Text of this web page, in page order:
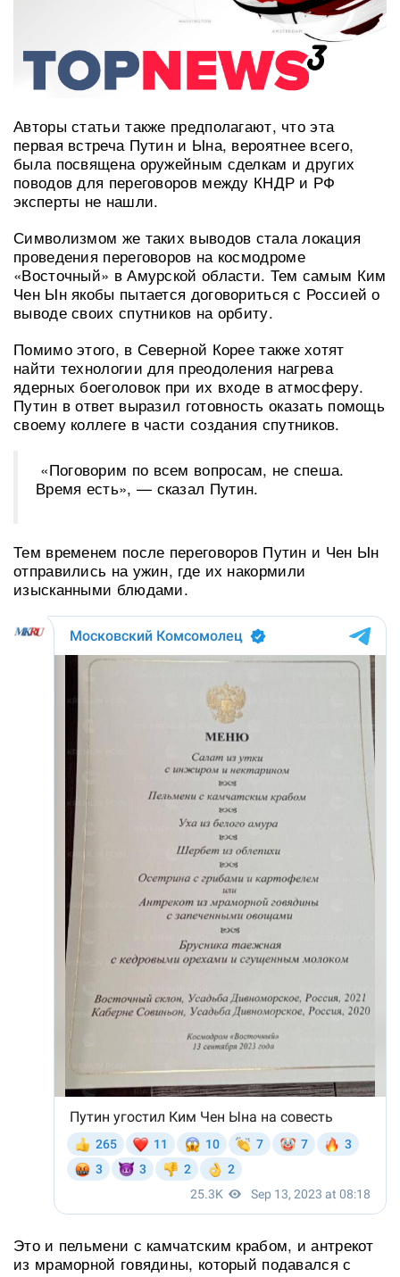
Авторы статьи также предполагают, что эта
первая встреча Путин и Ына, вероятнее всего,
была посвящена оружейным сделкам и других
поводов для переговоров между КНДР и РФ
эксперты не нашли.
Символизмом же таких выводов стала локация
проведения переговоров на космодроме
«Восточный» в Амурской области. Тем самым Ким
Чен Ын якобы пытается договориться с Россией о
выводе своих спутников на орбиту.
Помимо этого, в Северной Корее также хотят
найти технологии для преодоления нагрева
ядерных боеголовок при их входе в атмосферу.
Путин в ответ выразил готовность оказать помощь
своему коллеге в части создания спутников.
«Поговорим по всем вопросам, не спеша.
Время есть», — сказал Путин.
Тем временем после переговоров Путин и Чен Ын
отправились на ужин, где их накормили
изысканными блюдами.
Это и пельмени с камчатским крабом, и антрекот
из мраморной говядины, который подавался с